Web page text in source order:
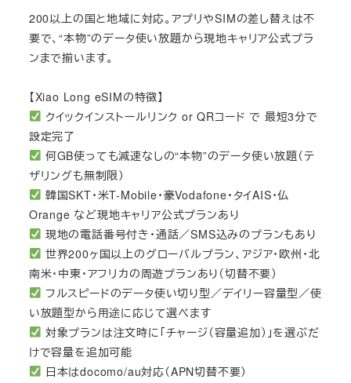
200以上の国と地域に対応。アプリやSIMの差し替えは不
要で、“本物”のデータ使い放題から現地キャリア公式プラ
ンまで揃います。
【Xiao Long eSIMの特徴】
クイックインストールリンク or QRコード で 最短3分で
設定完了
何GB使っても減速なしの“本物”のデータ使い放題（テ
ザリングも無制限）
韓国SKT・米T-Mobile・豪Vodafone・タイAIS・仏
Orange など現地キャリア公式プランあり
現地の電話番号付き・通話／SMS込みのプランもあり
世界200ヶ国以上のグローバルプラン、アジア・欧州・北
南米・中東・アフリカの周遊プランあり（切替不要）
フルスピードのデータ使い切り型／デイリー容量型／使
い放題型から用途に応じて選べます
対象プランは注文時に「チャージ（容量追加）」を選ぶだ
けで容量を追加可能
日本はdocomo/au対応（APN切替不要）